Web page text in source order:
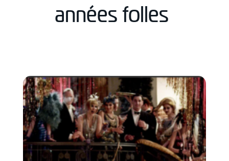
années folles